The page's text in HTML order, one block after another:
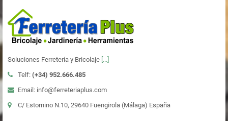
Soluciones Ferretería y Bricolaje [...]
Telf: (+34) 952.666.485
Email: info@ferreteriaplus.com
C/ Estornino N.10, 29640 Fuengirola (Málaga) España